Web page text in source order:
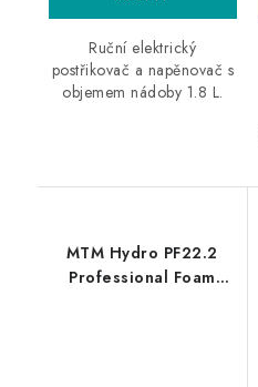
Ruční elektrický
postřikovač a napěnovač s
objemem nádoby 1.8 L.
MTM Hydro PF22.2
Professional Foam